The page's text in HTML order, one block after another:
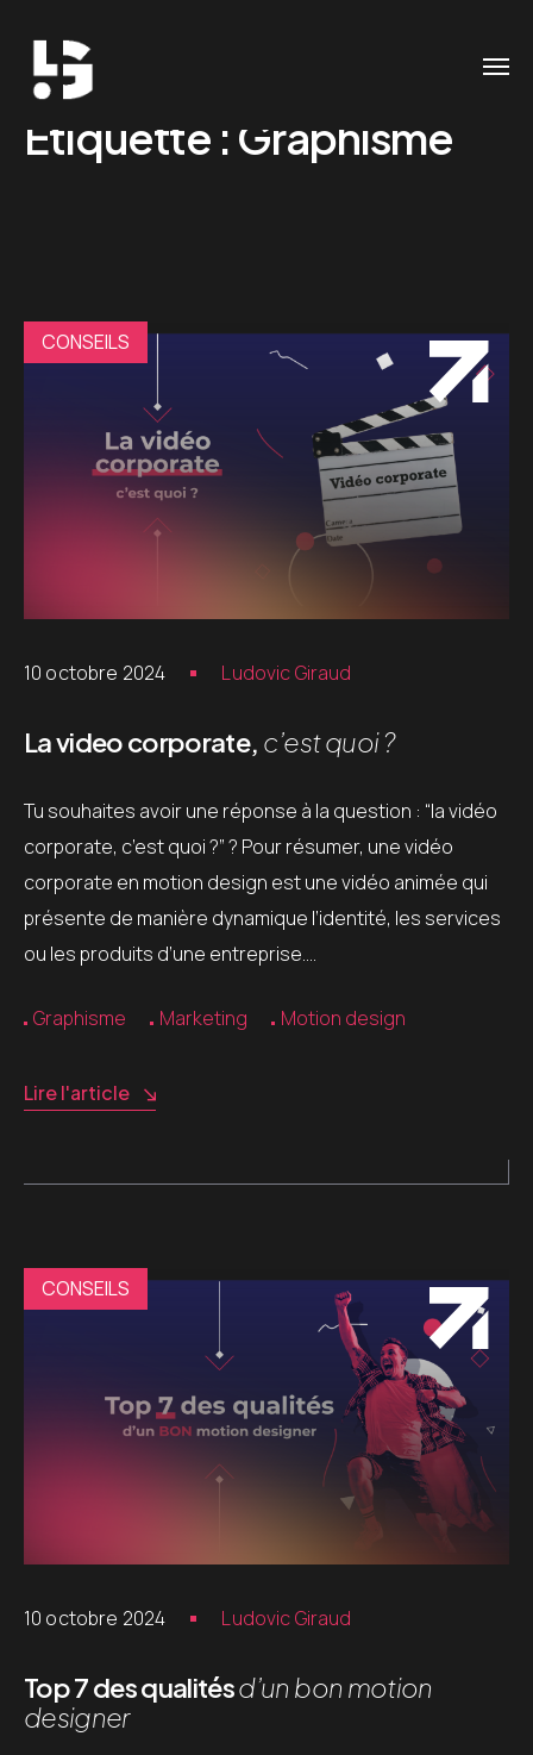
Étiquette : Graphisme
CONSEILS
10 octobre 2024 Ludovic Giraud
La video corporate, c’est quoi ?
Tu souhaites avoir une réponse à la question : “la vidéo
corporate, c’est quoi ?” ? Pour résumer, une vidéo
corporate en motion design est une vidéo animée qui
présente de manière dynamique l’identité, les services
ou les produits d’une entreprise….
Graphisme Marketing Motion design
Lire l'article
CONSEILS
10 octobre 2024 Ludovic Giraud
Top 7 des qualitésd’un bon motion
designer